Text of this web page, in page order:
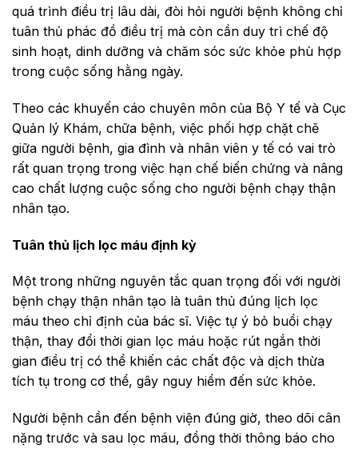
quá trình điều trị lâu dài, đòi hỏi người bệnh không chỉ
tuân thủ phác đồ điều trị mà còn cần duy trì chế độ
sinh hoạt, dinh dưỡng và chăm sóc sức khỏe phù hợp
trong cuộc sống hằng ngày.
Theo các khuyến cáo chuyên môn của Bộ Y tế và Cục
Quản lý Khám, chữa bệnh, việc phối hợp chặt chẽ
giữa người bệnh, gia đình và nhân viên y tế có vai trò
rất quan trọng trong việc hạn chế biến chứng và nâng
cao chất lượng cuộc sống cho người bệnh chạy thận
nhân tạo.
Tuân thủ lịch lọc máu định kỳ
Một trong những nguyên tắc quan trọng đối với người
bệnh chạy thận nhân tạo là tuân thủ đúng lịch lọc
máu theo chỉ định của bác sĩ. Việc tự ý bỏ buổi chạy
thận, thay đổi thời gian lọc máu hoặc rút ngắn thời
gian điều trị có thể khiến các chất độc và dịch thừa
tích tụ trong cơ thể, gây nguy hiểm đến sức khỏe.
Người bệnh cần đến bệnh viện đúng giờ, theo dõi cân
nặng trước và sau lọc máu, đồng thời thông báo cho